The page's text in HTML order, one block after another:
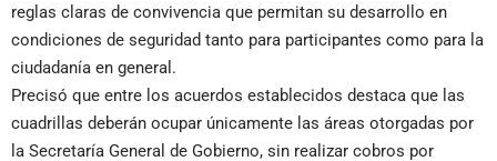
reglas claras de convivencia que permitan su desarrollo en
condiciones de seguridad tanto para participantes como para la
ciudadanía en general.
Precisó que entre los acuerdos establecidos destaca que las
cuadrillas deberán ocupar únicamente las áreas otorgadas por
la Secretaría General de Gobierno, sin realizar cobros por